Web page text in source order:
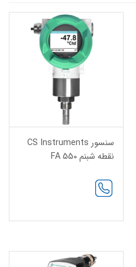
سنسور CS Instruments
نقطه شبنم FA 550